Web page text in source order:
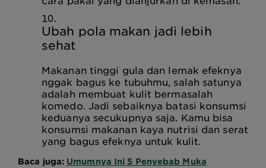
Ubah pola makan jadi lebih
sehat
Makanan tinggi gula dan lemak efeknya
nggak bagus ke tubuhmu, salah satunya
adalah membuat kulit bermasalah
komedo. Jadi sebaiknya batasi konsumsi
keduanya secukupnya saja. Kamu bisa
konsumsi makanan kaya nutrisi dan serat
yang bagus efeknya untuk kulit.
Baca juga: Umumnya Ini 5 Penyebab Muka